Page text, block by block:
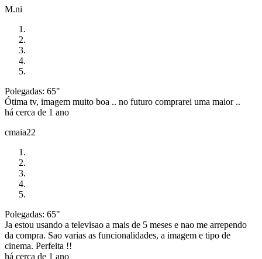
M.ni
Polegadas: 65"
Ótima tv, imagem muito boa .. no futuro comprarei uma maior ..
há cerca de 1 ano
cmaia22
Polegadas: 65"
Ja estou usando a televisao a mais de 5 meses e nao me arrependo
da compra. Sao varias as funcionalidades, a imagem e tipo de
cinema. Perfeita !!
há cerca de 1 ano